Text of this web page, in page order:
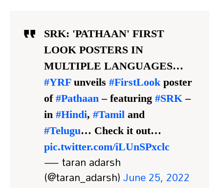
SRK: 'PATHAAN' FIRST
LOOK POSTERS IN
MULTIPLE LANGUAGES…
#YRFunveils #FirstLook poster
of #Pathaan – featuring #SRK –
in #Hindi, #Tamil and
#Telugu… Check it out…
pic.twitter.com/iLUnSPxclc
— taran adarsh
(@taran_adarsh)June 25, 2022